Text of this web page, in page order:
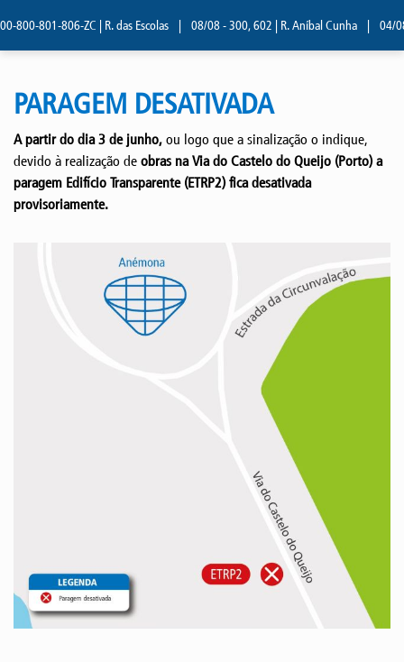
800-801-806-ZC | R. das Escolas 08/08 - 300, 602 | R. Aníbal Cunha 04/
PARAGEM DESATIVADA
A partir do dia 3 de junho, ou logo que a sinalização o indique,
devido à realização de obras na Via do Castelo do Queijo (Porto) a
paragem Edifício Transparente (ETRP2) fica desativada
provisoriamente.